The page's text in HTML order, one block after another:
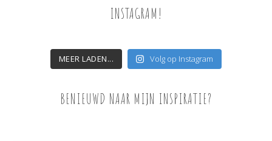
INSTAGRAM!
MEER LADEN... Volg op Instagram
BENIEUWD NAAR MIJN INSPIRATIE?